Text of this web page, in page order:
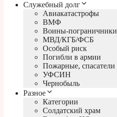
Служебный долг
Авиакатастрофы
ВМФ
Воины-пограничники
МВД/КГБ/ФСБ
Особый риск
Погибли в армии
Пожарные, спасатели
УФСИН
Чернобыль
Разное
Категории
Солдатский храм